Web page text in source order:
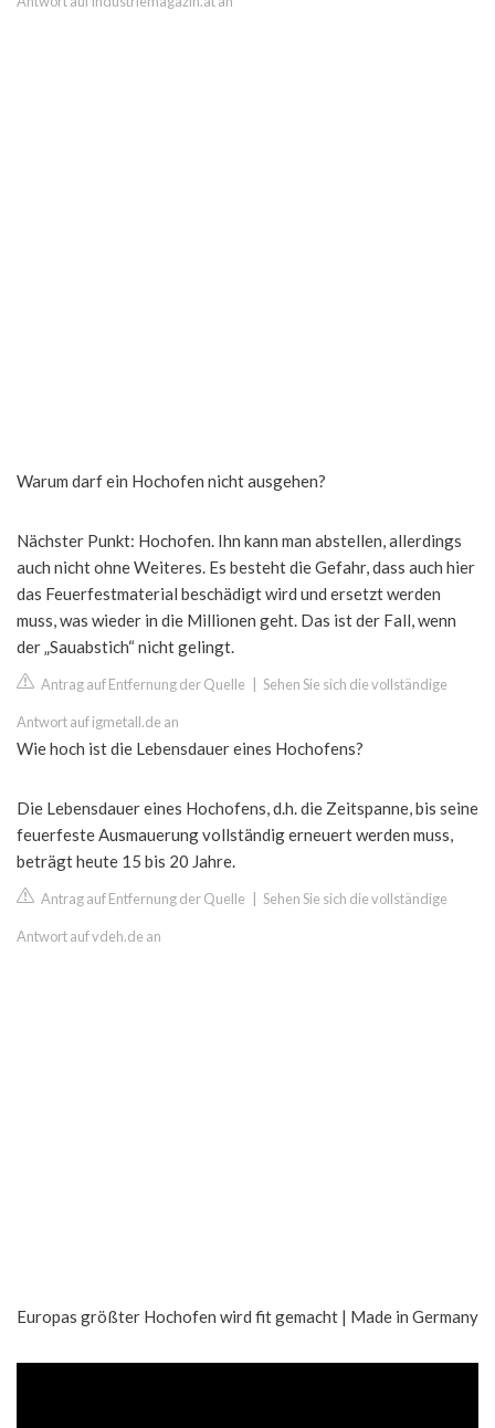
Warum darf ein Hochofen nicht ausgehen?
Nächster Punkt: Hochofen. Ihn kann man abstellen, allerdings
auch nicht ohne Weiteres. Es besteht die Gefahr, dass auch hier
das Feuerfestmaterial beschädigt wird und ersetzt werden
muss, was wieder in die Millionen geht. Das ist der Fall, wenn
der „Sauabstich“ nicht gelingt.
Antrag auf Entfernung der Quelle Sehen Sie sich die vollständige
Antwort auf igmetall.de an
Wie hoch ist die Lebensdauer eines Hochofens?
Die Lebensdauer eines Hochofens, d.h. die Zeitspanne, bis seine
feuerfeste Ausmauerung vollständig erneuert werden muss,
beträgt heute 15 bis 20 Jahre.
Antrag auf Entfernung der Quelle Sehen Sie sich die vollständige
Antwort auf vdeh.de an
Europas größter Hochofen wird fit gemacht | Made in Germany